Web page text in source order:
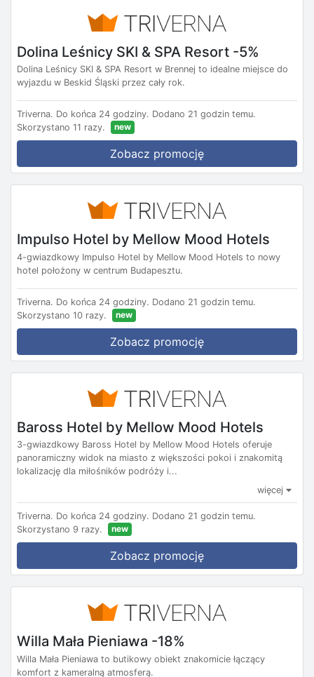
Dolina Leśnicy SKI & SPA Resort -5%
Dolina Leśnicy SKI & SPA Resort w Brennej to idealne miejsce do
wyjazdu w Beskid Śląski przez cały rok.
Triverna. Do końca 24 godziny. Dodano 21 godzin temu.
Skorzystano 11 razy.
new
Zobacz promocję
Impulso Hotel by Mellow Mood Hotels
4-gwiazdkowy Impulso Hotel by Mellow Mood Hotels to nowy
hotel położony w centrum Budapesztu.
Triverna. Do końca 24 godziny. Dodano 21 godzin temu.
Skorzystano 10 razy.
new
Zobacz promocję
Baross Hotel by Mellow Mood Hotels
3-gwiazdkowy Baross Hotel by Mellow Mood Hotels oferuje
panoramiczny widok na miasto z większości pokoi i znakomitą
lokalizację dla miłośników podróży i...
więcej
Triverna. Do końca 24 godziny. Dodano 21 godzin temu.
Skorzystano 9 razy.
new
Zobacz promocję
Willa Mała Pieniawa -18%
Willa Mała Pieniawa to butikowy obiekt znakomicie łączący
komfort z kameralną atmosferą.